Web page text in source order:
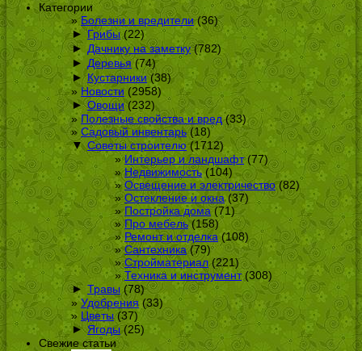
Категории
Болезни и вредители(36)
► Грибы(22)
► Дачнику на заметку(782)
► Деревья(74)
► Кустарники(38)
Новости (2958)
► Овощи(232)
Полезные свойства и вред(33)
Садовый инвентарь(18)
▼ Советы строителю(1712)
Интерьер и ландшафт(77)
Недвижимость(104)
Освещение и электричество(82)
Остекление и окна(37)
Постройка дома(71)
Про мебель(158)
Ремонт и отделка(108)
Сантехника(79)
Стройматериал(221)
Техника и инструмент(308)
► Травы(78)
Удобрения(33)
Цветы(37)
► Ягоды(25)
Свежие статьи